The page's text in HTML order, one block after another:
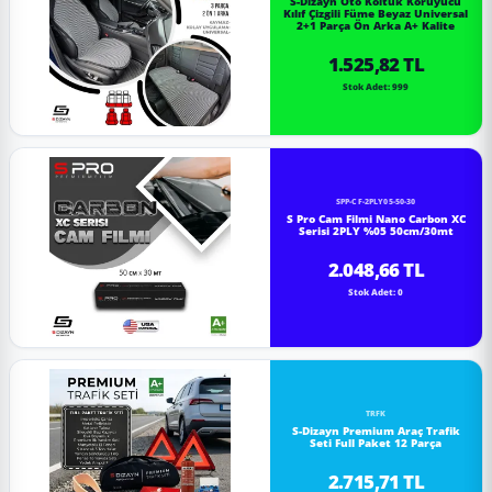
Kılıf Çizgili Füme Beyaz Universal
2+1 Parça Ön Arka A+ Kalite
1.525,82 TL
Stok Adet: 999
SPP-CF-2PLY05-50-30
S Pro Cam Filmi Nano Carbon XC
Serisi 2PLY %05 50cm/30mt
2.048,66 TL
Stok Adet: 0
TRFK
S-Dizayn Premium Araç Trafik
Seti Full Paket 12 Parça
2.715,71 TL